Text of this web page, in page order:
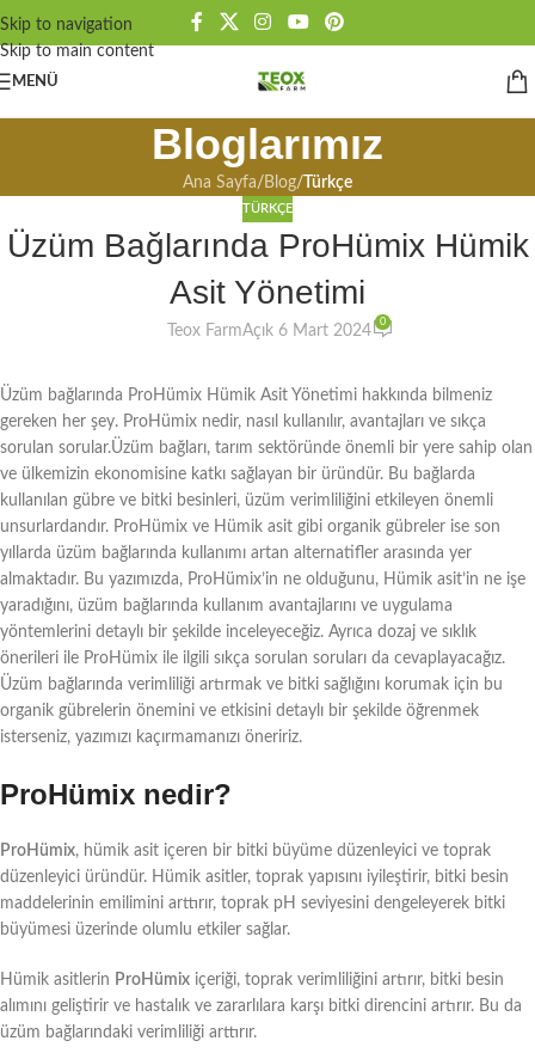
Skip to navigation
Skip to main content
MENÜ
Bloglarımız
Ana Sayfa/ Blog/ Türkçe
TÜRKÇE
Üzüm Bağlarında ProHümix Hümik
Asit Yönetimi
Teox FarmAçık 6 Mart 2024
0
Üzüm bağlarında ProHümix Hümik Asit Yönetimi hakkında bilmeniz
gereken her şey. ProHümix nedir, nasıl kullanılır, avantajları ve sıkça
sorulan sorular.Üzüm bağları, tarım sektöründe önemli bir yere sahip olan
ve ülkemizin ekonomisine katkı sağlayan bir üründür. Bu bağlarda
kullanılan gübre ve bitki besinleri, üzüm verimliliğini etkileyen önemli
unsurlardandır. ProHümix ve Hümik asit gibi organik gübreler ise son
yıllarda üzüm bağlarında kullanımı artan alternatifler arasında yer
almaktadır. Bu yazımızda, ProHümix’in ne olduğunu, Hümik asit’in ne işe
yaradığını, üzüm bağlarında kullanım avantajlarını ve uygulama
yöntemlerini detaylı bir şekilde inceleyeceğiz. Ayrıca dozaj ve sıklık
önerileri ile ProHümix ile ilgili sıkça sorulan soruları da cevaplayacağız.
Üzüm bağlarında verimliliği artırmak ve bitki sağlığını korumak için bu
organik gübrelerin önemini ve etkisini detaylı bir şekilde öğrenmek
isterseniz, yazımızı kaçırmamanızı öneririz.
ProHümix nedir?
ProHümix, hümik asit içeren bir bitki büyüme düzenleyici ve toprak
düzenleyici üründür. Hümik asitler, toprak yapısını iyileştirir, bitki besin
maddelerinin emilimini arttırır, toprak pH seviyesini dengeleyerek bitki
büyümesi üzerinde olumlu etkiler sağlar.
Hümik asitlerin ProHümix içeriği, toprak verimliliğini artırır, bitki besin
alımını geliştirir ve hastalık ve zararlılara karşı bitki direncini artırır. Bu da
üzüm bağlarındaki verimliliği arttırır.